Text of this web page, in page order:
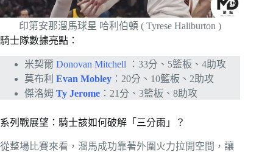
印第安那溜馬球星 哈利伯頓 ( Tyrese Haliburton )
騎士隊數據亮點：
米契爾 Donovan Mitchell ：33分、5籃板、4助攻
莫布利 Evan Mobley ：20分、10籃板、2助攻
傑洛姆 Ty Jerome ：21分、3籃板、8助攻
系列戰展望：騎士該如何破解「三分雨」？
從整場比賽來看，溜馬成功靠著外圍火力拉開空間，讓